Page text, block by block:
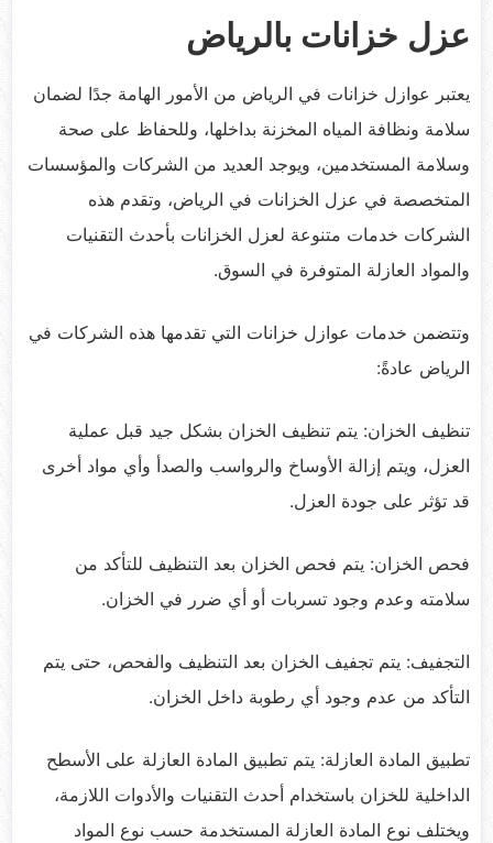
عزل خزانات بالرياض
يعتبر عوازل خزانات في الرياض من الأمور الهامة جدًا لضمان
سلامة ونظافة المياه المخزنة بداخلها، وللحفاظ على صحة
وسلامة المستخدمين، ويوجد العديد من الشركات والمؤسسات
المتخصصة في عزل الخزانات في الرياض، وتقدم هذه
الشركات خدمات متنوعة لعزل الخزانات بأحدث التقنيات
والمواد العازلة المتوفرة في السوق.
وتتضمن خدمات عوازل خزانات التي تقدمها هذه الشركات في
الرياض عادةً:
تنظيف الخزان: يتم تنظيف الخزان بشكل جيد قبل عملية
العزل، ويتم إزالة الأوساخ والرواسب والصدأ وأي مواد أخرى
قد تؤثر على جودة العزل.
فحص الخزان: يتم فحص الخزان بعد التنظيف للتأكد من
سلامته وعدم وجود تسربات أو أي ضرر في الخزان.
التجفيف: يتم تجفيف الخزان بعد التنظيف والفحص، حتى يتم
التأكد من عدم وجود أي رطوبة داخل الخزان.
تطبيق المادة العازلة: يتم تطبيق المادة العازلة على الأسطح
الداخلية للخزان باستخدام أحدث التقنيات والأدوات اللازمة،
ويختلف نوع المادة العازلة المستخدمة حسب نوع المواد